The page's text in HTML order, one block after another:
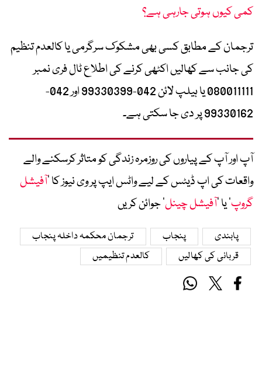
کمی کیوں ہوتی جارہی ہے؟
ترجمان کے مطابق کسی بھی مشکوک سرگرمی یا کالعدم تنظیم
کی جانب سے کھالیں اکٹھی کرنے کی اطلاع ٹال فری نمبر
080011111 یا ہیلپ لائن 042-99330399 اور 042-
99330162 پر دی جا سکتی ہے۔
آپ اور آپ کے پیاروں کی روزمرہ زندگی کو متاثر کرسکنے والے
واقعات کی اپ ڈیٹس کے لیے واٹس ایپ پر وی نیوز کا ’آفیشل
گروپ‘ یا ’آفیشل چینل‘ جوائن کریں
پابندی پنجاب
ترجمان محکمہ داخلہ پنجاب
قربانی کی کھالیں
کالعدم تنظیمیں